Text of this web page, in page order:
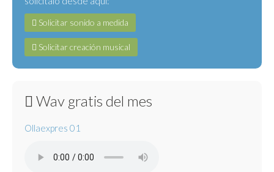
Solicitar sonido a medida
Solicitar creación musical
Wav gratis del mes
Ollaexpres 01